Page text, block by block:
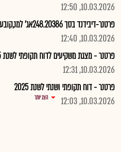
10.03.2026, 12:50
פרטנר-דיבידנד בסך 248.20386אג' למנ,קובע 18.3.26,תשלום 29.3.26
10.03.2026, 12:40
פרטנר - מצגת משקיעים לדוח תקופתי לשנת 2025
10.03.2026, 12:31
פרטנר - דוח תקופתי ושנתי לשנת 2025
10.03.2026, 12:03
הצג יותר